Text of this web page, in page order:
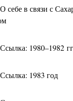
себе в связи с
1980–1982
1983 год